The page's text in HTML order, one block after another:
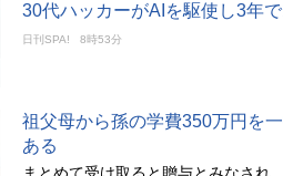
30代ハッカーがAIを駆使し3年
日刊SPA! 8時53分
祖父母から孫の学費350万円を
ある